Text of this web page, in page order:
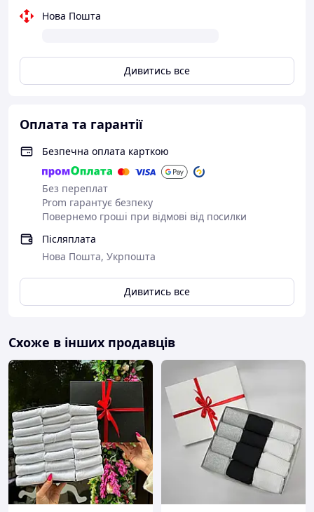
Нова Пошта
Дивитись все
Оплата та гарантії
Безпечна оплата карткою
Без переплат
Prom гарантує безпеку
Повернемо гроші при відмові від посилки
Післяплата
Нова Пошта, Укрпошта
Дивитись все
Схоже в інших продавців